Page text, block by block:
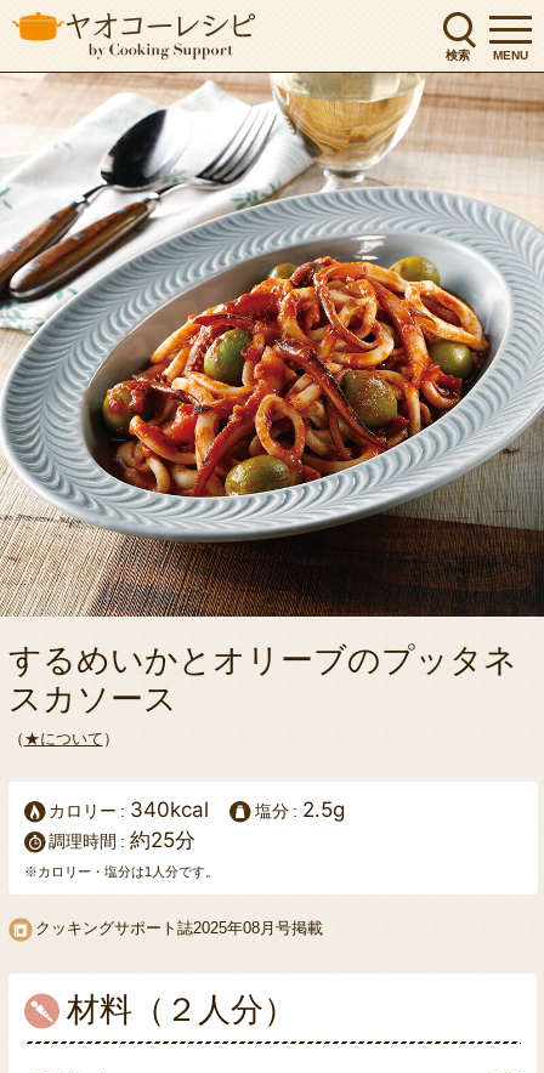
検索 MENU
するめいかとオリーブのプッタネ
スカソース
（ ★について ）
カロリー 340kcal 塩分 2.5g
調理時間 約25分
※カロリー・塩分は1人分です。
クッキングサポート誌2025年08月号掲載
材料（２人分）